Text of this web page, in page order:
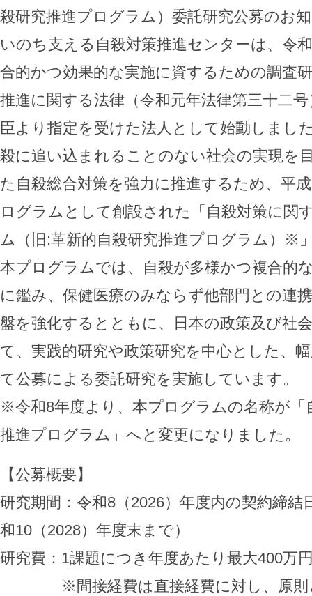
殺研究推進プログラム）委託研究公募のお
いのち支える自殺対策推進センターは、令
合的かつ効果的な実施に資するための調査
推進に関する法律（令和元年法律第三十二
臣より指定を受けた法人として始動しまし
殺に追い込まれることのない社会の実現を
た自殺総合対策を強力に推進するため、平
ログラムとして創設された「自殺対策に関
ム（旧:革新的自殺研究推進プログラム）※
本プログラムでは、自殺が多様かつ複合的
に鑑み、保健医療のみならず他部門との連
盤を強化するとともに、日本の政策及び社
て、実践的研究や政策研究を中心とした、
て公募による委託研究を実施しています。
※令和8年度より、本プログラムの名称が「
推進プログラム」へと変更になりました。
【公募概要】
研究期間：令和8（2026）年度内の契約締結
和10（2028）年度末まで）
研究費：1課題につき年度あたり最大400万
※間接経費は直接経費に対し、原則と